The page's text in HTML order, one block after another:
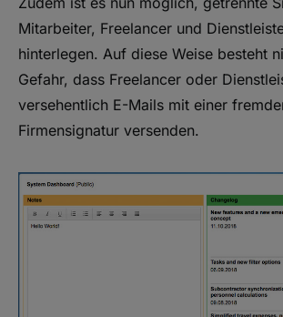
Mitarbeiter, Freelancer und
hinterlegen. Auf diese Weise besteht
Gefahr, dass Freelancer oder
versehentlich E-Mails mit einer
Firmensignatur versenden.